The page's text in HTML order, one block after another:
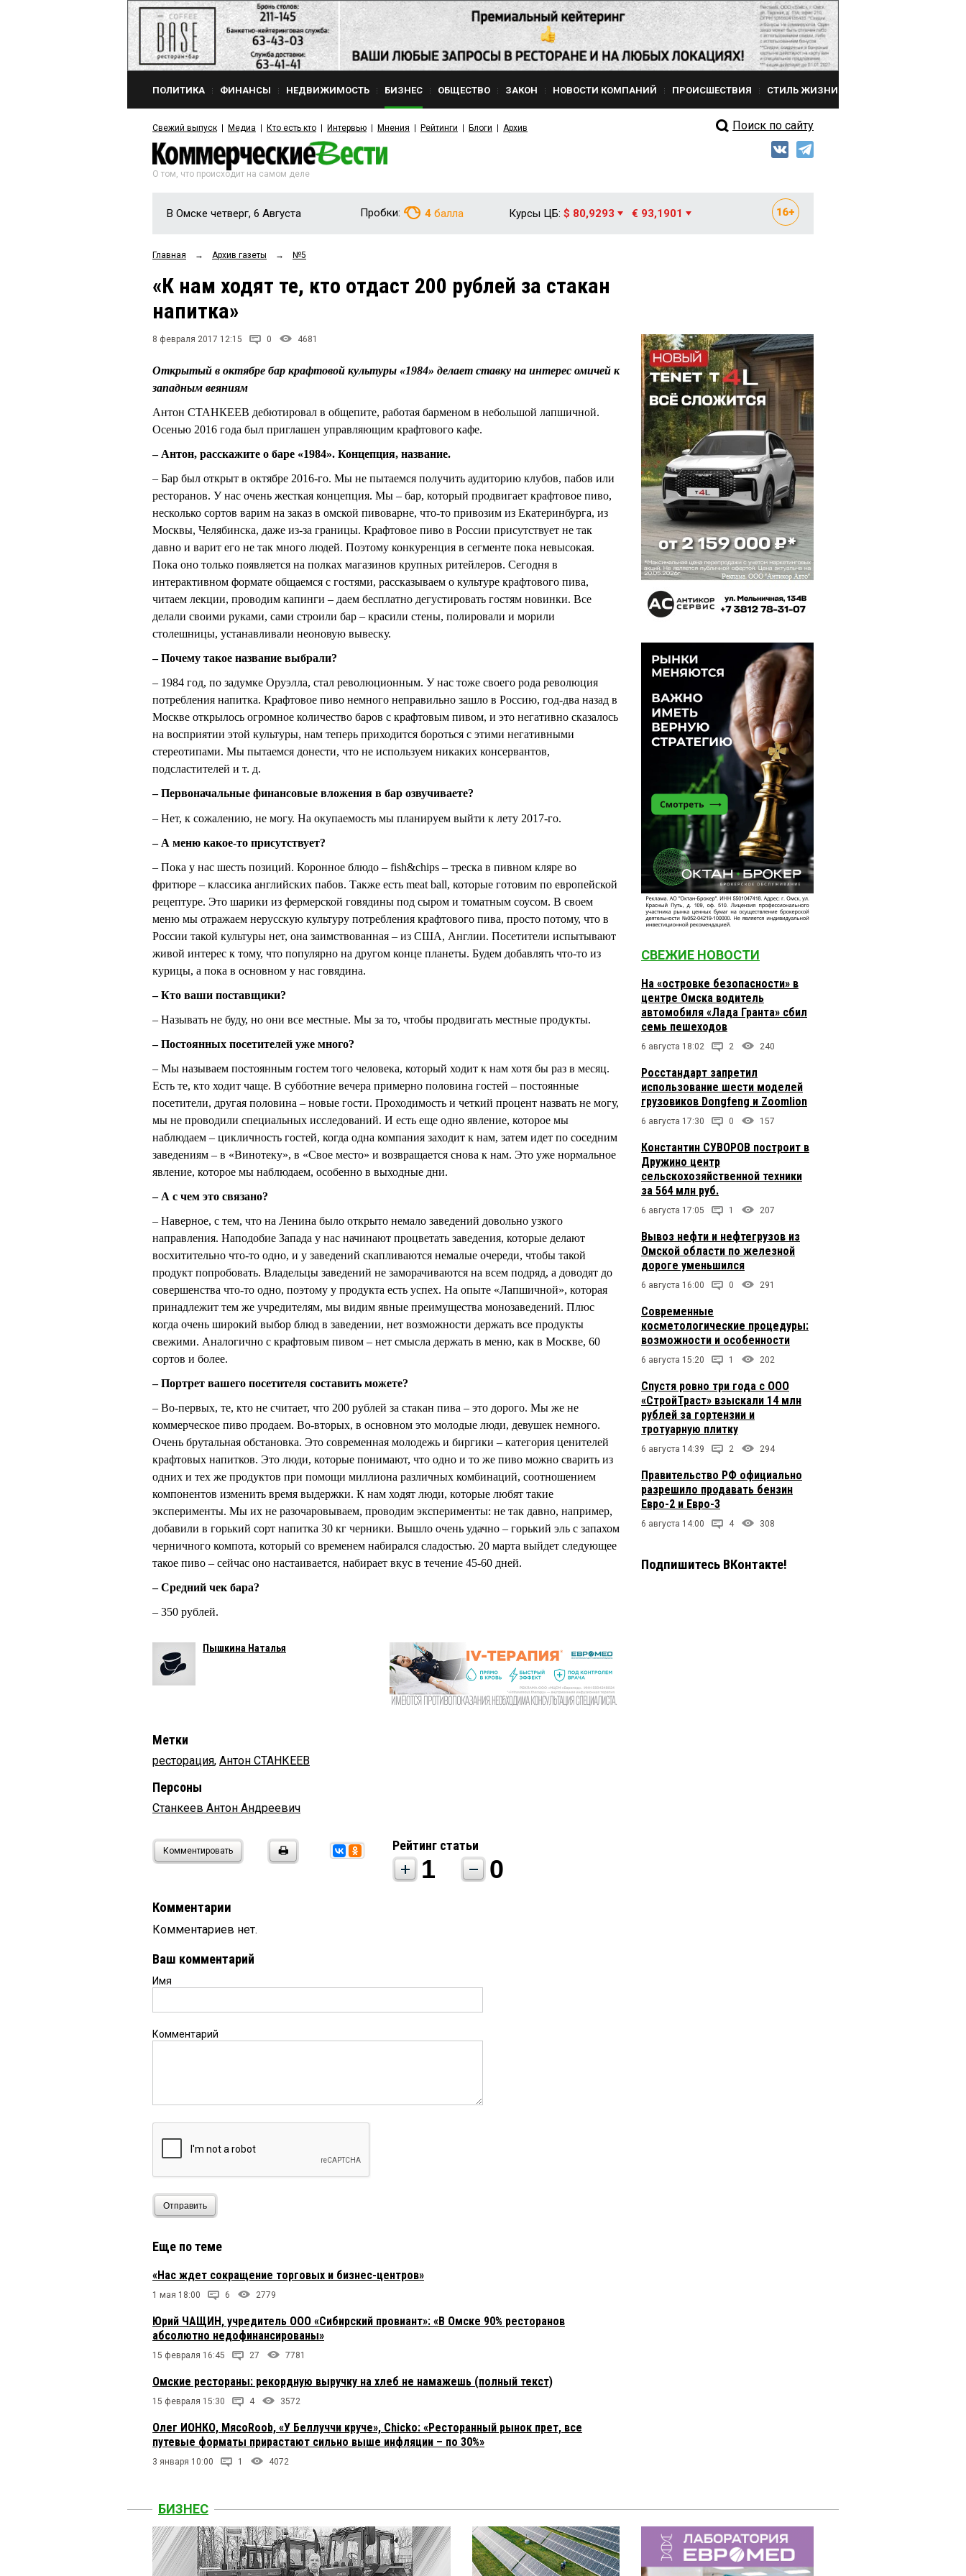
ПОЛИТИКА ФИНАНСЫ НЕДВИЖИМОСТЬ БИЗНЕС ОБЩЕСТВО ЗАКОН НОВОСТИ КОМПАНИЙ ПРОИСШЕСТВИЯ СТИЛЬ ЖИЗНИ
Свежий выпуск Медиа Кто есть кто Интервью Мнения Рейтинги Блоги Архив Поиск по сайту
О том, что происходит на самом деле
В Омске четверг, 6 Августа Пробки: 4 балла Курсы ЦБ: $ 80,9293 € 93,1901
Главная → Архив газеты → №5
«К нам ходят те, кто отдаст 200 рублей за стакан
напитка»
8 февраля 2017 12:15 0 4681
Открытый в октябре бар крафтовой культуры «1984» делает ставку на интерес омичей к
западным веяниям
Антон СТАНКЕЕВ дебютировал в общепите, работая барменом в небольшой лапшичной.
Осенью 2016 года был приглашен управляющим крафтового кафе.
– Антон, расскажите о баре «1984». Концепция, название.
– Бар был открыт в октябре 2016-го. Мы не пытаемся получить аудиторию клубов, пабов или
ресторанов. У нас очень жесткая концепция. Мы – бар, который продвигает крафтовое пиво,
несколько сортов варим на заказ в омской пивоварне, что-то привозим из Екатеринбурга, из
Москвы, Челябинска, даже из-за границы. Крафтовое пиво в России присутствует не так
давно и варит его не так много людей. Поэтому конкуренция в сегменте пока невысокая.
Пока оно только появляется на полках магазинов крупных ритейлеров. Сегодня в
интерактивном формате общаемся с гостями, рассказываем о культуре крафтового пива,
читаем лекции, проводим капинги – даем бесплатно дегустировать гостям новинки. Все
делали своими руками, сами строили бар – красили стены, полировали и морили
столешницы, устанавливали неоновую вывеску.
– Почему такое название выбрали?
– 1984 год, по задумке Оруэлла, стал революционным. У нас тоже своего рода революция
потребления напитка. Крафтовое пиво немного неправильно зашло в Россию, год-два назад в
Москве открылось огромное количество баров с крафтовым пивом, и это негативно сказалось
на восприятии этой культуры, нам теперь приходится бороться с этими негативными
стереотипами. Мы пытаемся донести, что не используем никаких консервантов,
подсластителей и т. д.
– Первоначальные финансовые вложения в бар озвучиваете?
– Нет, к сожалению, не могу. На окупаемость мы планируем выйти к лету 2017-го.
– А меню какое-то присутствует?
– Пока у нас шесть позиций. Коронное блюдо – fish&chips – треска в пивном кляре во
фритюре – классика английских пабов. Также есть meat ball, которые готовим по европейской
рецептуре. Это шарики из фермерской говядины под сыром и томатным соусом. В своем
меню мы отражаем нерусскую культуру потребления крафтового пива, просто потому, что в
России такой культуры нет, она заимствованная – из США, Англии. Посетители испытывают
живой интерес к тому, что популярно на другом конце планеты. Будем добавлять что-то из
курицы, а пока в основном у нас говядина.
– Кто ваши поставщики?
– Называть не буду, но они все местные. Мы за то, чтобы продвигать местные продукты.
– Постоянных посетителей уже много?
– Мы называем постоянным гостем того человека, который ходит к нам хотя бы раз в месяц.
Есть те, кто ходит чаще. В субботние вечера примерно половина гостей – постоянные
посетители, другая половина – новые гости. Проходимость и четкий процент назвать не могу,
мы не проводили специальных исследований. И есть еще одно явление, которое мы
наблюдаем – цикличность гостей, когда одна компания заходит к нам, затем идет по соседним
заведениям – в «Винотеку», в «Свое место» и возвращается снова к нам. Это уже нормальное
явление, которое мы наблюдаем, особенно в выходные дни.
– А с чем это связано?
– Наверное, с тем, что на Ленина было открыто немало заведений довольно узкого
направления. Наподобие Запада у нас начинают процветать заведения, которые делают
восхитительно что-то одно, и у заведений скапливаются немалые очереди, чтобы такой
продукт попробовать. Владельцы заведений не заморачиваются на всем подряд, а доводят до
совершенства что-то одно, поэтому у продукта есть успех. На опыте «Лапшичной», которая
принадлежит тем же учредителям, мы видим явные преимущества монозаведений. Плюс
когда очень широкий выбор блюд в заведении, нет возможности держать все продукты
свежими. Аналогично с крафтовым пивом – нет смысла держать в меню, как в Москве, 60
сортов и более.
– Портрет вашего посетителя составить можете?
– Во-первых, те, кто не считает, что 200 рублей за стакан пива – это дорого. Мы же не
коммерческое пиво продаем. Во-вторых, в основном это молодые люди, девушек немного.
Очень брутальная обстановка. Это современная молодежь и биргики – категория ценителей
крафтовых напитков. Это люди, которые понимают, что одно и то же пиво можно сварить из
одних и тех же продуктов при помощи миллиона различных комбинаций, соотношением
компонентов изменить время выдержки. К нам ходят люди, которые любят такие
эксперименты. Мы их не разочаровываем, проводим эксперименты: не так давно, например,
добавили в горький сорт напитка 30 кг черники. Вышло очень удачно – горький эль с запахом
черничного компота, который со временем набирался сладостью. 20 марта выйдет следующее
такое пиво – сейчас оно настаивается, набирает вкус в течение 45-60 дней.
– Средний чек бара?
– 350 рублей.
Пышкина Наталья
Метки
ресторация, Антон СТАНКЕЕВ
Персоны
Станкеев Антон Андреевич
Комментировать Рейтинг статьи
1 0
Комментарии
Комментариев нет.
Ваш комментарий
Имя
Комментарий
Отправить
Еще по теме
«Нас ждет сокращение торговых и бизнес-центров»
1 мая 18:00 6 2779
Юрий ЧАЩИН, учредитель ООО «Сибирский провиант»: «В Омске 90% ресторанов
абсолютно недофинансированы»
15 февраля 16:45 27 7781
Омские рестораны: рекордную выручку на хлеб не намажешь (полный текст)
15 февраля 15:30 4 3572
Олег ИОНКО, МясоRoob, «У Беллуччи круче», Chicko: «Ресторанный рынок прет, все
путевые форматы прирастают сильно выше инфляции – по 30%»
3 января 10:00 1 4072
СВЕЖИЕ НОВОСТИ
На «островке безопасности» в
центре Омска водитель
автомобиля «Лада Гранта» сбил
семь пешеходов
6 августа 18:02 2 240
Росстандарт запретил
использование шести моделей
грузовиков Dongfeng и Zoomlion
6 августа 17:30 0 157
Константин СУВОРОВ построит в
Дружино центр
сельскохозяйственной техники
за 564 млн руб.
6 августа 17:05 1 207
Вывоз нефти и нефтегрузов из
Омской области по железной
дороге уменьшился
6 августа 16:00 0 291
Современные
косметологические процедуры:
возможности и особенности
6 августа 15:20 1 202
Спустя ровно три года с ООО
«СтройТраст» взыскали 14 млн
рублей за гортензии и
тротуарную плитку
6 августа 14:39 2 294
Правительство РФ официально
разрешило продавать бензин
Евро-2 и Евро-3
6 августа 14:00 4 308
Подпишитесь ВКонтакте!
БИЗНЕС